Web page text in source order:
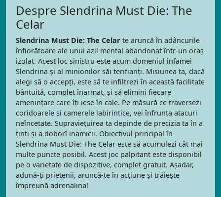
Despre Slendrina Must Die: The
Celar
Slendrina Must Die: The Celar te aruncă în adâncurile
înfiorătoare ale unui azil mental abandonat într-un oraș
izolat. Acest loc sinistru este acum domeniul infamei
Slendrina și al minionilor săi terifianți. Misiunea ta, dacă
alegi să o accepți, este să te infiltrezi în această facilitate
bântuită, complet înarmat, și să elimini fiecare
amenințare care îți iese în cale. Pe măsură ce traversezi
coridoarele și camerele labirintice, vei înfrunta atacuri
neîncetate. Supraviețuirea ta depinde de precizia ta în a
ținti și a doborî inamicii. Obiectivul principal în
Slendrina Must Die: The Celar este să acumulezi cât mai
multe puncte posibil. Acest joc palpitant este disponibil
pe o varietate de dispozitive, complet gratuit. Așadar,
adună-ți prietenii, aruncă-te în acțiune și trăiește
împreună adrenalina!